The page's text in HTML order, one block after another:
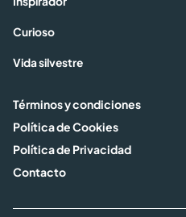
Curioso
Vida silvestre
Términos y condiciones
Política de Cookies
Política de Privacidad
Contacto